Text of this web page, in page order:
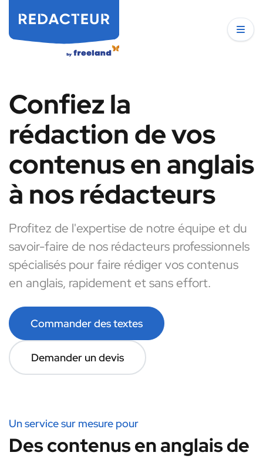
Confiez la
rédaction de vos
contenus en anglais
à nos rédacteurs
Profitez de l'expertise de notre équipe et du
savoir-faire de nos rédacteurs professionnels
spécialisés pour faire rédiger vos contenus
en anglais, rapidement et sans effort.
Commander des textes
Demander un devis
Un service sur mesure pour
Des contenus en anglais de